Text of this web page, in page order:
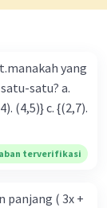
yang
terverifikasi
panjang ( 3x +